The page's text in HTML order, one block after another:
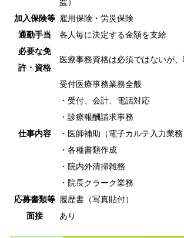
盆）
加入保険等 雇用保険・労災保険
通勤手当
各人毎に決定する金額を支給
必要な免
許・資格
医療事務資格は必須ではないが
仕事内容
受付医療事務業務全般
・受付、会計、電話対応
・診療報酬請求事務
・医師補助（電子カルテ入力業務
・各種書類作成
・院内外清掃雑務
・院長クラーク業務
応募書類等 履歴書（写真貼付）
面接
あり